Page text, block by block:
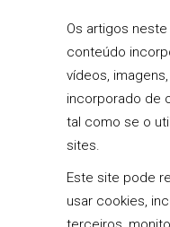
Os artigos
conteúdo
vídeos,
incorporado de
tal como se o
sites.
Este site pode
usar cookies,